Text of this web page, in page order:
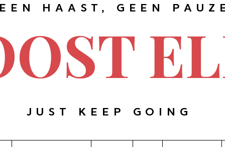
HAAST, GEEN
JUST KEEP GOING